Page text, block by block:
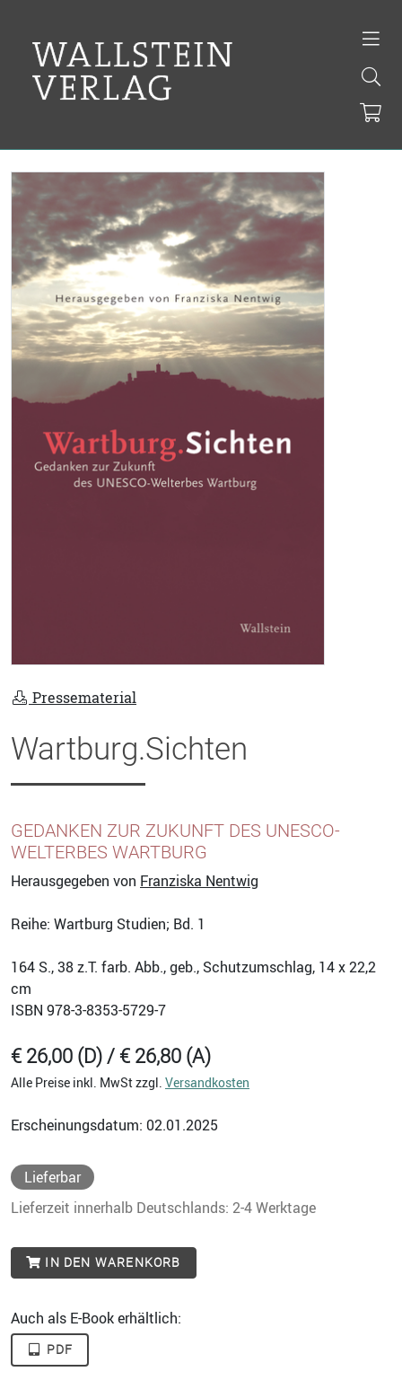
Pressematerial
Wartburg.Sichten
GEDANKEN ZUR ZUKUNFT DES UNESCO-
WELTERBES WARTBURG
Herausgegeben von Franziska Nentwig
Reihe: Wartburg Studien; Bd. 1
164 S., 38 z.T. farb. Abb., geb., Schutzumschlag, 14 x 22,2
cm
ISBN 978-3-8353-5729-7
€ 26,00 (D) / € 26,80 (A)
Alle Preise inkl. MwSt zzgl. Versandkosten
Erscheinungsdatum: 02.01.2025
Lieferbar
Lieferzeit innerhalb Deutschlands: 2-4 Werktage
IN DEN WARENKORB
Auch als E-Book erhältlich:
PDF